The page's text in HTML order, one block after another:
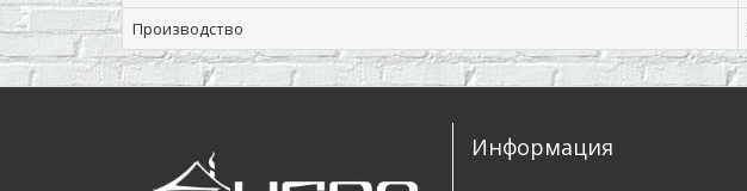
Производство
Информация